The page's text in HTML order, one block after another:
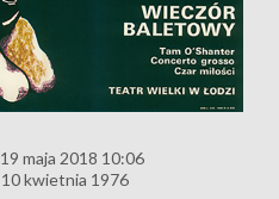
19 maja 2018 10:06
10 kwietnia 1976